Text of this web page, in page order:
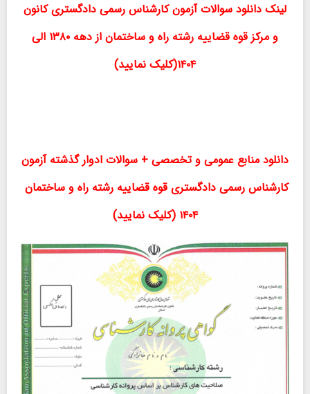
لینک دانلود سوالات آزمون کارشناس رسمی دادگستری کانون
و مرکز قوه قضاییه رشته راه و ساختمان از دهه ۱۳۸۰ الی
۱۴۰۴(کلیک نمایید)
دانلود منابع عمومی و تخصصی + سوالات ادوار گذشته آزمون
کارشناس رسمی دادگستری قوه قضاییه رشته راه و ساختمان
۱۴۰۴ (کلیک نمایید)